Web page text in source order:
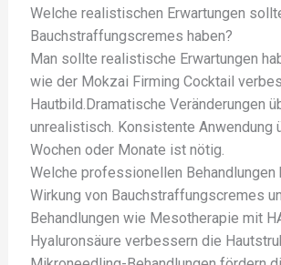
Welche realistischen Erwartungen
Bauchstraffungscremes haben?
Man sollte realistische Erwartungen
wie der Mokzai Firming Cocktail
Hautbild.Dramatische Veränderungen
unrealistisch. Konsistente Anwendung
Wochen oder Monate ist nötig.
Welche professionellen Behandlungen
Wirkung von Bauchstraffungscremes
Behandlungen wie Mesotherapie mit
Hyaluronsäure verbessern die